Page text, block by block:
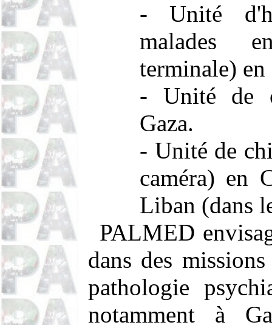
- Unité
malades
terminale) en
- Unité de
Gaza.
- Unité de
caméra) en
Liban (dans
PALMED
dans des
pathologie
notamment à